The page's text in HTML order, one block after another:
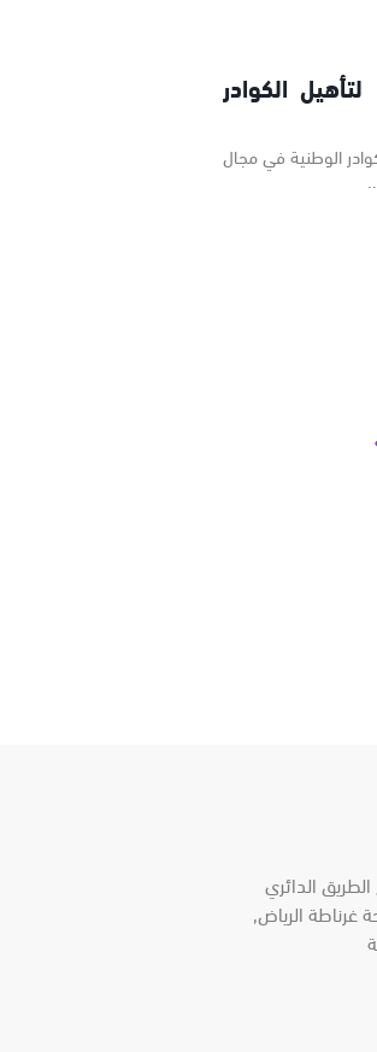
الكوادر
الوطنية في مجال
الطريق الدائري
غرناطة الرياض,